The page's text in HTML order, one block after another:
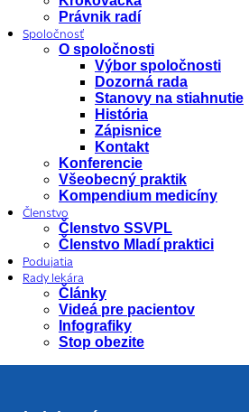
Právnik radí
Spoločnosť
O spoločnosti
Výbor spoločnosti
Dozorná rada
Stanovy na stiahnutie
História
Zápisnice
Kontakt
Konferencie
Všeobecný praktik
Kompendium medicíny
Členstvo
Členstvo SSVPL
Členstvo Mladí praktici
Podujatia
Rady lekára
Články
Videá pre pacientov
Infografiky
Stop obezite